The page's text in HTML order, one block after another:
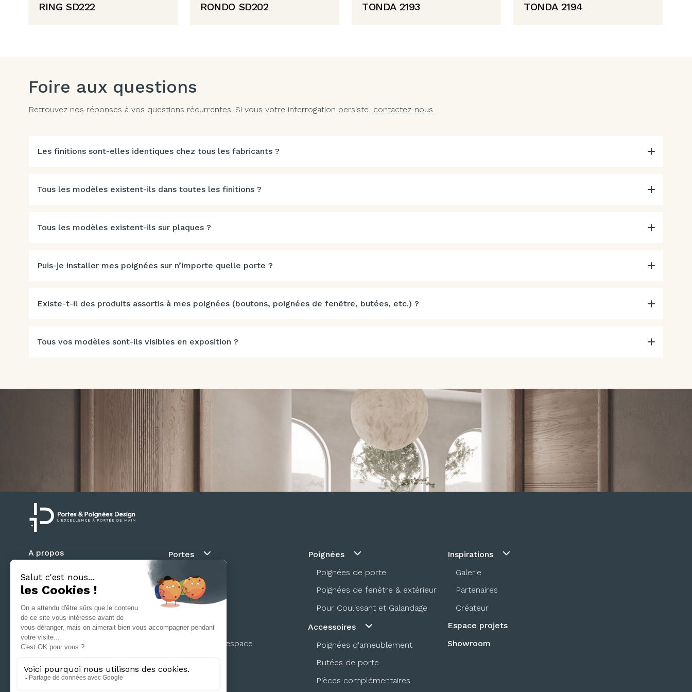
RING SD222 RONDO SD202 TONDA 2193 TONDA 2194
Foire aux questions
Retrouvez nos réponses à vos questions récurrentes. Si vous votre interrogation persiste, contactez-nous
Les finitions sont-elles identiques chez tous les fabricants ?
Tous les modèles existent-ils dans toutes les finitions ?
Tous les modèles existent-ils sur plaques ?
Puis-je installer mes poignées sur n’importe quelle porte ?
Existe-t-il des produits assortis à mes poignées (boutons, poignées de fenêtre, butées, etc.) ?
Tous vos modèles sont-ils visibles en exposition ?
Portes
Battante
Coulissante
Galandage
Séparation d’espace
Poignées
Poignées de porte
Poignées de fenêtre & extérieur
Pour Coulissant et Galandage
Accessoires
Poignées d'ameublement
Butées de porte
Pièces complémentaires
Inspirations
Galerie
Partenaires
Créateur
Espace projets
Showroom
A propos
Contact
Suivez nous